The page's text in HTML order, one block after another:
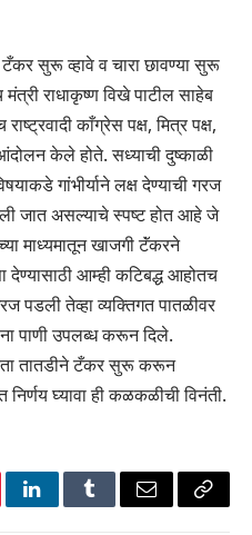
सुरू व्हावे व चारा छावण्या सुरू
मंत्री राधाकृष्ण विखे पाटील साहेब
काँग्रेस पक्ष, मित्र पक्ष,
केले होते. सध्याची दुष्काळी
गांभीर्याने लक्ष देण्याची गरज
जात असल्याचे स्पष्ट होत आहे जे
माध्यमातून खाजगी टॅंकरने
देण्यासाठी आम्ही कटिबद्ध आहोतच
पडली तेव्हा व्यक्तिगत पातळीवर
पाणी उपलब्ध करून दिले.
तातडीने टँकर सुरू करून
निर्णय घ्यावा ही कळकळीची विनंती.
LinkedInTumblrEmail Copy